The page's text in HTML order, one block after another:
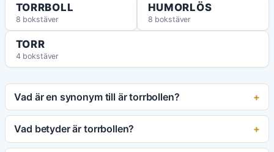
TORRBOLL
8 bokstäver
HUMORLÖS
8 bokstäver
TORR
4 bokstäver
Vad är en synonym till är torrbollen?
Vad betyder är torrbollen?